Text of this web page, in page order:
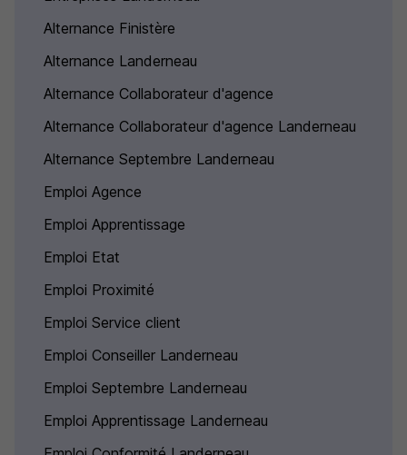
Alternance Finistère
Alternance Landerneau
Alternance Collaborateur d'agence
Alternance Collaborateur d'agence Landerneau
Alternance Septembre Landerneau
Emploi Agence
Emploi Apprentissage
Emploi Etat
Emploi Proximité
Emploi Service client
Emploi Conseiller Landerneau
Emploi Septembre Landerneau
Emploi Apprentissage Landerneau